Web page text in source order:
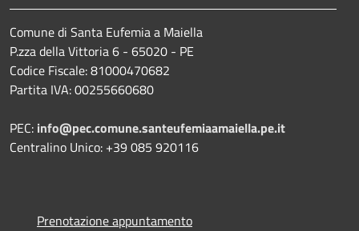
Comune di Santa Eufemia a Maiella
P.zza della Vittoria 6 - 65020 - PE
Codice Fiscale: 81000470682
Partita IVA: 00255660680
PEC: info@pec.comune.santeufemiaamaiella.pe.it
Centralino Unico: +39 085 920116
Prenotazione appuntamento